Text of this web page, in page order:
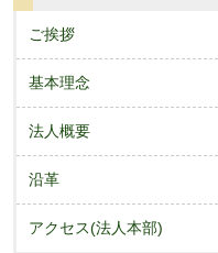
ご挨拶
基本理念
法人概要
沿革
アクセス(法人本部)